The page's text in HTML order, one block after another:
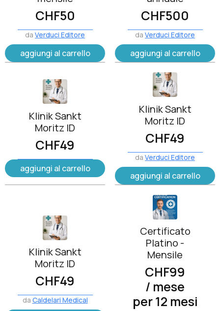
CHF50
da Verduci Editore
aggiungi al carrello
CHF500
da Verduci Editore
aggiungi al carrello
Klinik Sankt
Moritz ID
CHF49
aggiungi al carrello
Klinik Sankt
Moritz ID
CHF49
da Verduci Editore
aggiungi al carrello
Klinik Sankt
Moritz ID
CHF49
da Caldelari Medical
Certificato
Platino -
Mensile
CHF99
/ mese
per 12 mesi